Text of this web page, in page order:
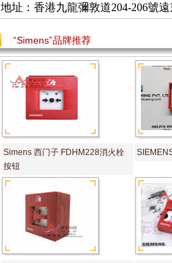
地址：香港九龍彌敦道204-206號
“Simens”品牌推荐
Simens 西门子 FDHM228消火栓
按钮